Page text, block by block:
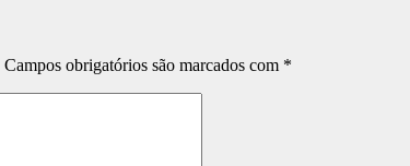
Campos obrigatórios são marcados com *